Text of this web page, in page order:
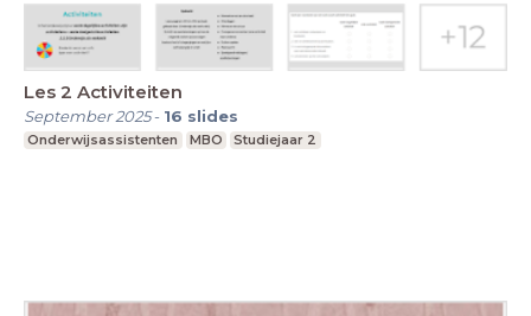
Les 2 Activiteiten
September 2025- 16 slides
Onderwijsassistenten MBO Studiejaar 2